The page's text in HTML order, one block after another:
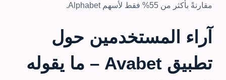
مقارنةً بأكثر من 55% فقط لأسهم Alphabet.
آراء المستخدمين حول
تطبيق Avabet – ما يقوله